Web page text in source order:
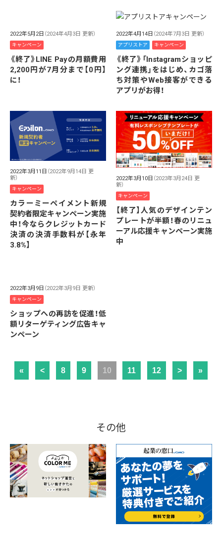
2022年5月2日 （2024年4月3日 更新）
キャンペーン
《終了》LINE Payの月額費用
2,200円が7月分まで【0円】
に！
2022年4月14日 （2024年7月3日 更新）
アプリストア キャンペーン
《終了》「Instagramショッピ
ング連携」をはじめ、カゴ落
ち対策やWeb接客ができる
アプリがお得！
2022年3月11日 （2022年9月14日 更
新）
キャンペーン
カラーミーペイメント新規
契約者限定キャンペーン実施
中！今ならクレジットカード
決済の決済手数料が【永年
3.8%】
2022年3月10日 （2023年3月24日 更
新）
キャンペーン
【終了】人気のデザインテン
プレートが半額！春のリニュ
ーアル応援キャンペーン実施
中
2022年3月9日 （2022年3月9日 更新）
キャンペーン
ショップへの再訪を促進！低
額リターゲティング広告キャ
ンペーン
« < 8 9 10 11 12 > »
その他